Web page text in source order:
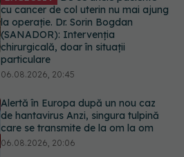
Alertă în Europa după un nou caz
de hantavirus Anzi, singura tulpină
care se transmite de la om la om
06.08.2026, 20:06
Mii de angajați din Sănătate ar
putea primi salarii mai mari.
Sindicatele cer schimbarea legii
06.08.2026, 19:26